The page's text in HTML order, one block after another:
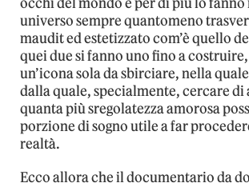
universo sempre quantomeno
maudit ed estetizzato com’è quello
quei due si fanno uno fino a
un’icona sola da sbirciare, nella
dalla quale, specialmente, cercare di
quanta più sregolatezza amorosa
porzione di sogno utile a far
realtà.
Ecco allora che il documentario da